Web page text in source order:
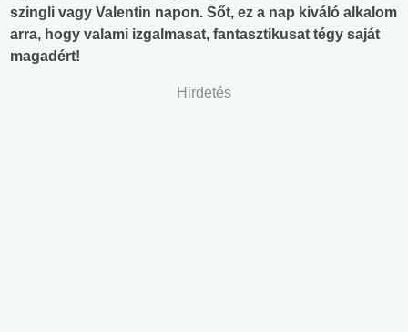
szingli vagy Valentin napon. Sőt, ez a nap kiváló alkalom
arra, hogy valami izgalmasat, fantasztikusat tégy saját
magadért!
Hirdetés